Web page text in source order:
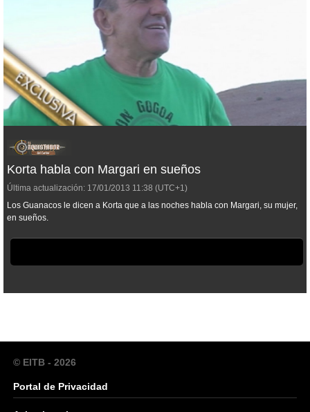
Korta habla con Margari en sueños
Última actualización: 17/01/2013 11:38 (UTC+1)
Los Guanacos le dicen a Korta que a las noches habla con Margari, su mujer,
en sueños.
© EITB - 2026
Portal de Privacidad